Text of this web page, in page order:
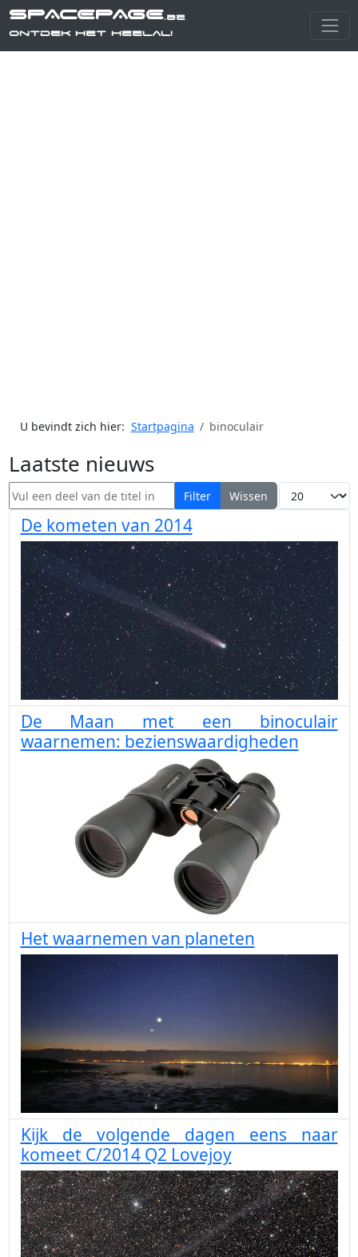
SPACEPAGE.be
Ontdek het heelal!
U bevindt zich hier: Startpagina binoculair
Laatste nieuws
Vul een deel van de titel in Filter Wissen Toon #
De kometen van 2014
De Maan met een binoculair
waarnemen: bezienswaardigheden
Het waarnemen van planeten
Kijk de volgende dagen eens naar
komeet C/2014 Q2 Lovejoy